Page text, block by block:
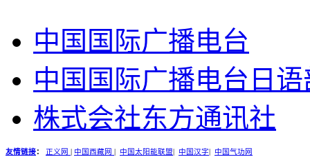
中国国际广播电台
中国国际广播电台日语
株式会社东方通讯社
友情链接： 正义网 中国西藏网 中国太阳能联盟 中国汉字
中国气功网